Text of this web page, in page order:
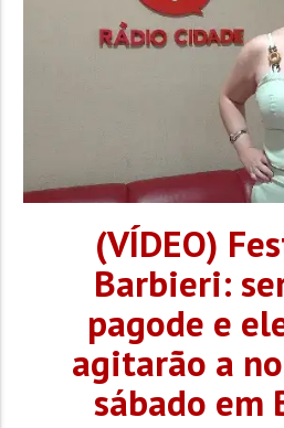
(VÍDEO)
Barbieri:
pagode e
agitarão a
sábado em